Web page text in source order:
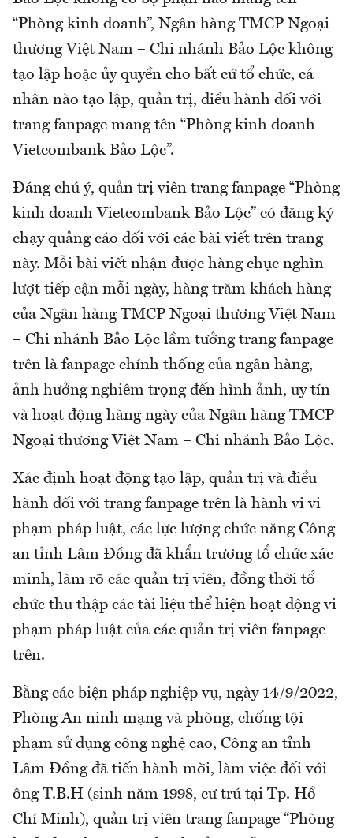
“Phòng kinh doanh”, Ngân hàng TMCP Ngoại
thương Việt Nam – Chi nhánh Bảo Lộc không
tạo lập hoặc ủy quyền cho bất cứ tổ chức, cá
nhân nào tạo lập, quản trị, điều hành đối với
trang fanpage mang tên “Phòng kinh doanh
Vietcombank Bảo Lộc”.
Đáng chú ý, quản trị viên trang fanpage “Phòng
kinh doanh Vietcombank Bảo Lộc” có đăng ký
chạy quảng cáo đối với các bài viết trên trang
này. Mỗi bài viết nhận được hàng chục nghìn
lượt tiếp cận mỗi ngày, hàng trăm khách hàng
của Ngân hàng TMCP Ngoại thương Việt Nam
– Chi nhánh Bảo Lộc lầm tưởng trang fanpage
trên là fanpage chính thống của ngân hàng,
ảnh hưởng nghiêm trọng đến hình ảnh, uy tín
và hoạt động hàng ngày của Ngân hàng TMCP
Ngoại thương Việt Nam – Chi nhánh Bảo Lộc.
Xác định hoạt động tạo lập, quản trị và điều
hành đối với trang fanpage trên là hành vi vi
phạm pháp luật, các lực lượng chức năng Công
an tỉnh Lâm Đồng đã khẩn trương tổ chức xác
minh, làm rõ các quản trị viên, đồng thời tổ
chức thu thập các tài liệu thể hiện hoạt động vi
phạm pháp luật của các quản trị viên fanpage
trên.
Bằng các biện pháp nghiệp vụ, ngày 14/9/2022,
Phòng An ninh mạng và phòng, chống tội
phạm sử dụng công nghệ cao, Công an tỉnh
Lâm Đồng đã tiến hành mời, làm việc đối với
ông T.B.H (sinh năm 1998, cư trú tại Tp. Hồ
Chí Minh), quản trị viên trang fanpage “Phòng